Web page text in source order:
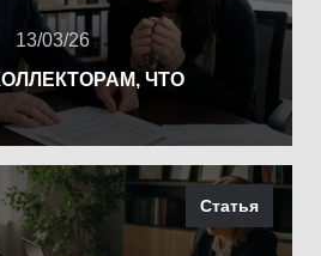
13/03/26
ЧТО
Статья